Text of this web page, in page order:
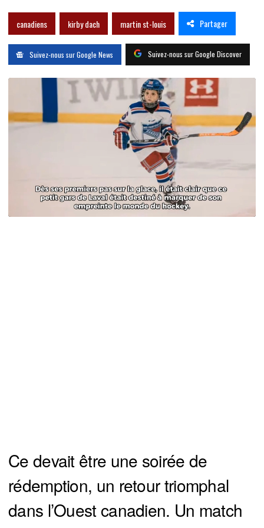
canadiens kirby dach martin st-louis Partager
Suivez-nous sur Google News Suivez-nous sur Google Discover
Ce devait être une soirée de
rédemption, un retour triomphal
dans l’Ouest canadien. Un match